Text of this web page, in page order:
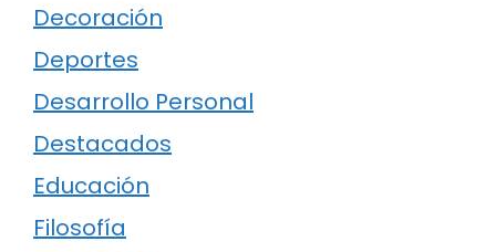
Decoración
Deportes
Desarrollo Personal
Destacados
Educación
Filosofía